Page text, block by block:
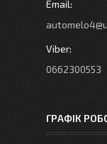
0662300553
ГРАФІК